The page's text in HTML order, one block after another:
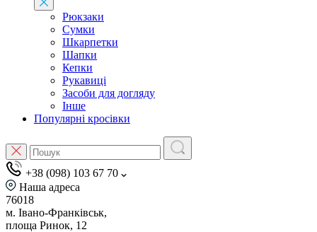
Рюкзаки
Сумки
Шкарпетки
Шапки
Кепки
Рукавиці
Засоби для догляду
Інше
Популярні кросівки
+38 (098) 103 67 70
Наша адреса
76018
м. Івано-Франківськ,
площа Ринок, 12